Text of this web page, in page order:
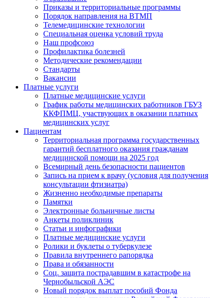
Приказы и территориальные программы
Порядок направления на ВТМП
Телемедицинские технологии
Специальная оценка условий труда
Наш профсоюз
Профилактика болезней
Методические рекомендации
Стандарты
Вакансии
Платные услуги
Платные медицинские услуги
График работы медицинских работников ГБУЗ
ККФПМЦ, участвующих в оказании платных
медицинских услуг
Пациентам
Территориальная программа государственных
гарантий бесплатного оказания гражданам
медицинской помощи на 2025 год
Всемирный день безопасности пациентов
Запись на прием к врачу (условия для получения
консультации фтизиатра)
Жизненно необходимые препараты
Памятки
Электронные больничные листы
Анкеты поликлиник
Статьи и инфографики
Платные медицинские услуги
Ролики и буклеты о туберкулезе
Правила внутреннего рапорядка
Права и обязанности
Соц. защита пострадавшим в катастрофе на
Чернобыльской АЭС
Новый порядок выплат пособий Фонда